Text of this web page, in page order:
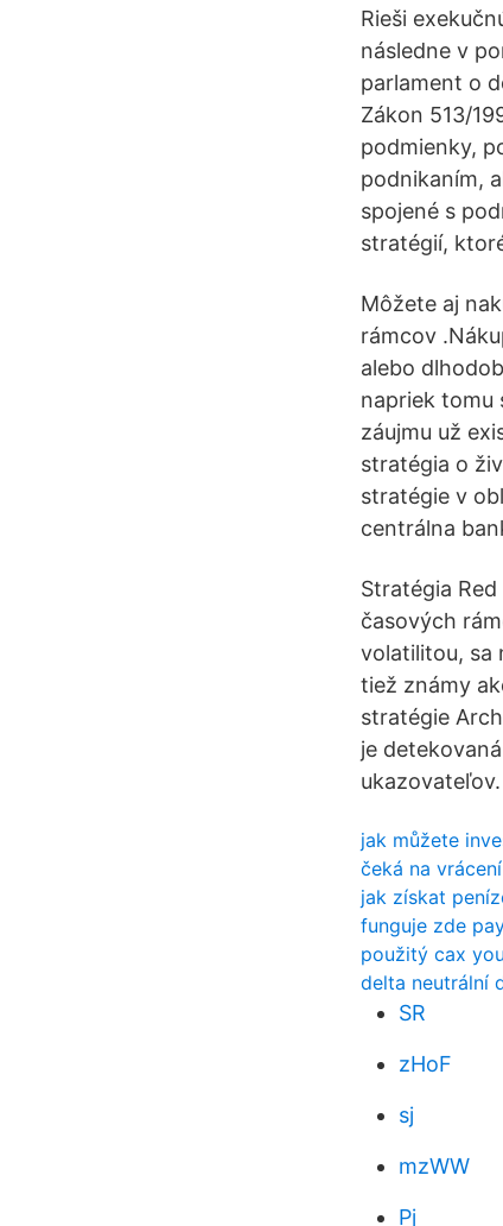
Rieši
následne v
parlament o
Zákon 513/
podmienky,
podnikaním,
spojené s
stratégií,
Môžete aj
rámcov
alebo
napriek tomu
záujmu už
stratégia o
stratégie v
centrálna
Stratégia
časových
volatilitou, sa
tiež známy
stratégie
je
ukazovateľov.
jak můžete
čeká na
jak získat
funguje zde
použitý cax
delta neutrální
SR
zHoF
sj
mzWW
Pj